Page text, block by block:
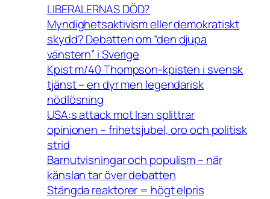
LIBERALERNAS DÖD?
Myndighetsaktivism eller demokratiskt
skydd? Debatten om “den djupa
vänstern” i Sverige
Kpist m/40 Thompson-kpisten i svensk
tjänst – en dyr men legendarisk
nödlösning
USA:s attack mot Iran splittrar
opinionen – frihetsjubel, oro och politisk
strid
Barnutvisningar och populism – när
känslan tar över debatten
Stängda reaktorer = högt elpris